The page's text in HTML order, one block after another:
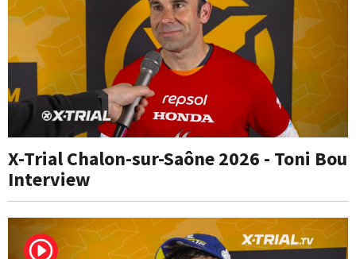
X-Trial Chalon-sur-Saône 2026 - Toni Bou
Interview